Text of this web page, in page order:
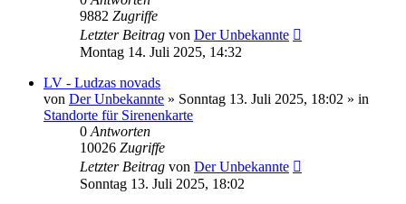
9882 Zugriffe
Letzter Beitrag von Der Unbekannte
Montag 14. Juli 2025, 14:32
LV - Ludzas novads
von Der Unbekannte » Sonntag 13. Juli 2025, 18:02 » in
Standorte für Sirenenkarte
0 Antworten
10026 Zugriffe
Letzter Beitrag von Der Unbekannte
Sonntag 13. Juli 2025, 18:02